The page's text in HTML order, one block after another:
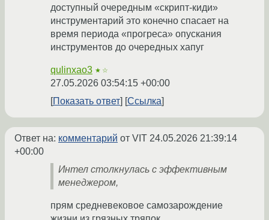
доступный очередным «скрипт-киди»
инструментарий это конечно спасает на
время периода «прогреса» опускания
инструментов до очередных хапуг
qulinxao3 ★☆
27.05.2026 03:54:15 +00:00
Показать ответ
Ссылка
Ответ на: комментарий от VIT 24.05.2026 21:39:14
+00:00
Интел столкнулась с эффективным
менеджером,
прям средневековое самозарождение